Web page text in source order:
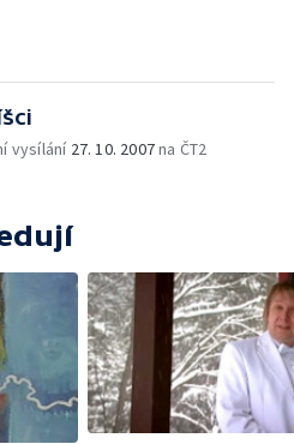
vysílání 27. 10. 2007na ČT2